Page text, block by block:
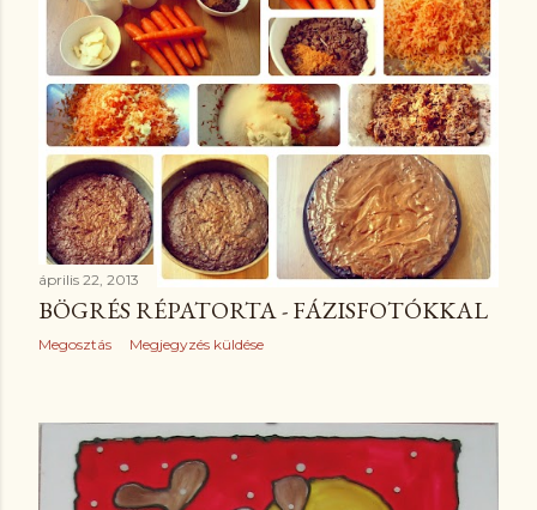
április 22, 2013
BÖGRÉS RÉPATORTA - FÁZISFOTÓKKAL
Megosztás Megjegyzés küldése